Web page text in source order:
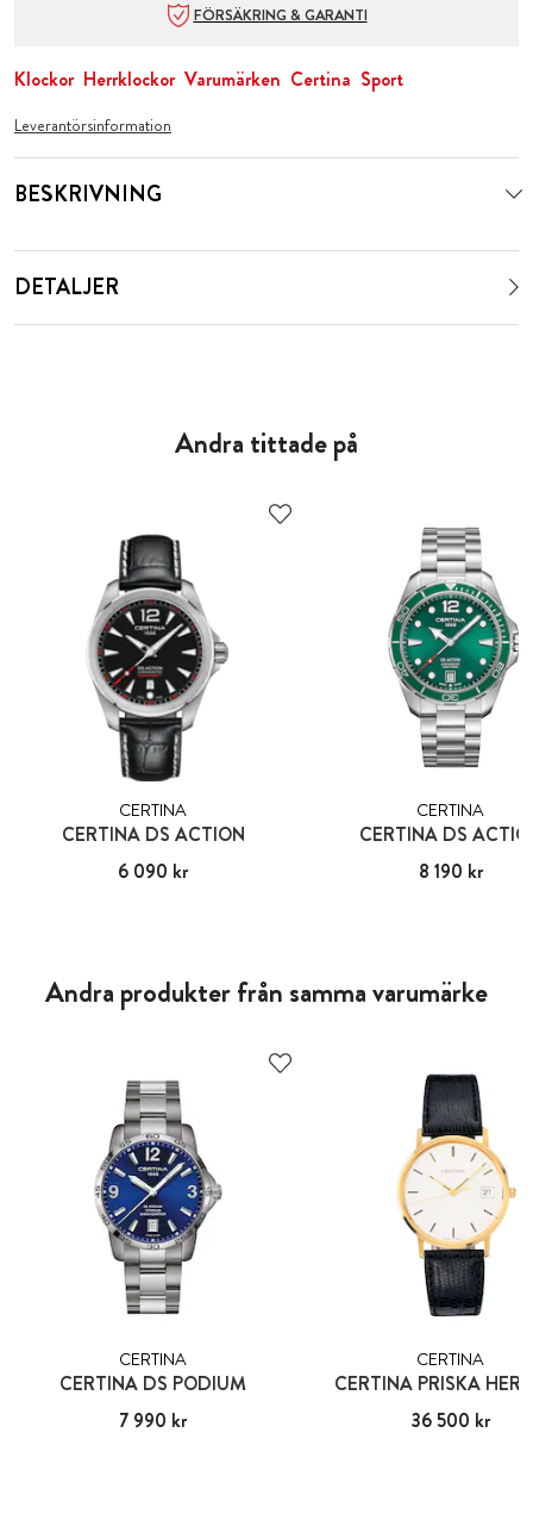
FÖRSÄKRING & GARANTI
Klockor Herrklockor Varumärken Certina Sport
Leverantörsinformation
BESKRIVNING
DETALJER
Andra tittade på
CERTINA
CERTINA DS ACTION
Pris:6 090 kr
6 090 kr
CERTINA
CERTINA DS
Pris :8 190 kr
8 190 kr
Andra produkter från samma varumärke
CERTINA
CERTINA DS PODIUM
Pris :7 990 kr
7 990 kr
CERTINA
CERTINA PRISKA
Pris:36 500 kr
36 500 kr